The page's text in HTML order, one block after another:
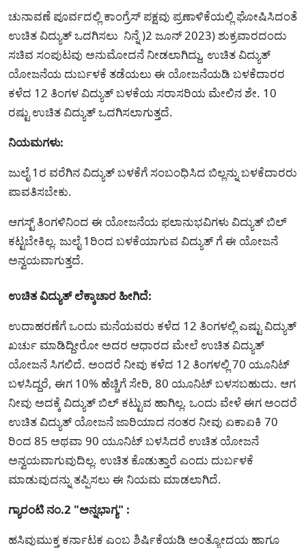
ಚುನಾವಣೆ ಪೂರ್ವದಲ್ಲಿ ಕಾಂಗ್ರೆಸ್ ಪಕ್ಷವು ಪ್ರಣಾಳಿಕೆಯಲ್ಲಿ ಘೋಷಿಸಿದಂತೆ
ಉಚಿತ ವಿದ್ಯುತ್ ಒದಗಿಸಲು ನಿನ್ನೆ )2 ಜೂನ್ 2023) ಶುಕ್ರವಾರದಂದು
ಸಚಿವ ಸಂಪುಟವು ಅನುಮೋದನೆ ನೀಡಲಾಗಿದ್ದು, ಉಚಿತ ವಿದ್ಯುತ್
ಯೋಜನೆಯ ದುರ್ಬಳಕೆ ತಡೆಯಲು ಈ ಯೋಜನೆಯಡಿ ಬಳಕೆದಾರರ
ಕಳೆದ 12 ತಿಂಗಳ ವಿದ್ಯುತ್ ಬಳಕೆಯ ಸರಾಸರಿಯ ಮೇಲಿನ ಶೇ. 10
ರಷ್ಟು ಉಚಿತ ವಿದ್ಯುತ್ ಒದಗಿಸಲಾಗುತ್ತದೆ.
ನಿಯಮಗಳು:
ಜುಲೈ 1ರ ವರೆಗಿನ ವಿದ್ಯುತ್ ಬಳಕೆಗೆ ಸಂಬಂಧಿಸಿದ ಬಿಲ್ಲನ್ನು ಬಳಕೆದಾರರು
ಪಾವತಿಸಬೇಕು.
ಆಗಸ್ಟ್ ತಿಂಗಳಿನಿಂದ ಈ ಯೋಜನೆಯ ಫಲಾನುಭವಿಗಳು ವಿದ್ಯುತ್ ಬಿಲ್
ಕಟ್ಟಬೇಕಿಲ್ಲ. ಜುಲೈ 1ರಿಂದ ಬಳಕೆಯಾಗುವ ವಿದ್ಯುತ್ ಗೆ ಈ ಯೋಜನೆ
ಅನ್ವಯವಾಗುತ್ತದೆ.
ಉಚಿತ ವಿದ್ಯುತ್ ಲೆಕ್ಕಾಚಾರ ಹೀಗಿದೆ:
ಉದಾಹರಣೆಗೆ ಒಂದು ಮನೆಯವರು ಕಳೆದ 12 ತಿಂಗಳಲ್ಲಿ ಎಷ್ಟು ವಿದ್ಯುತ್
ಖರ್ಚು ಮಾಡಿದ್ದೀರೋ ಅದರ ಆಧಾರದ ಮೇಲೆ ಉಚಿತ ವಿದ್ಯುತ್
ಯೋಜನೆ ಸಿಗಲಿದೆ. ಅಂದರೆ ನೀವು ಕಳೆದ 12 ತಿಂಗಳಲ್ಲಿ 70 ಯೂನಿಟ್
ಬಳಸಿದ್ದರೆ, ಈಗ 10% ಹೆಚ್ಚಿಗೆ ಸೇರಿ, 80 ಯೂನಿಟ್ ಬಳಸಬಹುದು. ಆಗ
ನೀವು ಅದಕ್ಕೆ ವಿದ್ಯುತ್ ಬಿಲ್ ಕಟ್ಟುವ ಹಾಗಿಲ್ಲ. ಒಂದು ವೇಳೆ ಈಗ ಅಂದರೆ
ಉಚಿತ ವಿದ್ಯುತ್ ಯೋಜನೆ ಜಾರಿಯಾದ ನಂತರ ನೀವು ಏಕಾಏಕಿ 70
ರಿಂದ 85 ಅಥವಾ 90 ಯೂನಿಟ್ ಬಳಸಿದರೆ ಉಚಿತ ಯೋಜನೆ
ಅನ್ವಯವಾಗುವುದಿಲ್ಲ. ಉಚಿತ ಕೊಡುತ್ತಾರೆ ಎಂದು ದುರ್ಬಳಕೆ
ಮಾಡುವುದನ್ನು ತಪ್ಪಿಸಲು ಈ ನಿಯಮ ಮಾಡಲಾಗಿದೆ.
ಗ್ಯಾರಂಟಿ ನಂ.2 "ಅನ್ನಭಾಗ್ಯ" :
ಹಸಿವುಮುಕ್ತ ಕರ್ನಾಟಕ ಎಂಬ ಶಿರ್ಷಿಕೆಯಡಿ ಅಂತ್ಯೋದಯ ಹಾಗೂ